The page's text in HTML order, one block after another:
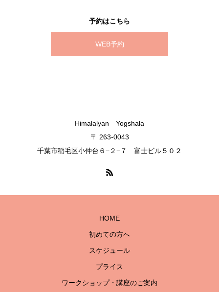
予約はこちら
WEB予約
Himalalyan Yogshala
〒 263-0043
千葉市稲毛区小仲台６−２−７ 富士ビル５０２
HOME
初めての方へ
スケジュール
プライス
ワークショップ・講座のご案内